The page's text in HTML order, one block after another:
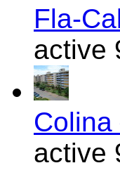
Fla-
active
Colina
active